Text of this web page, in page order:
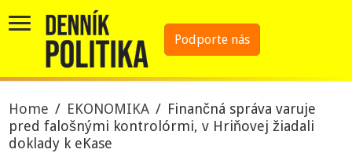
Podporte nás
Home / EKONOMIKA / Finančná správa varuje
pred falošnými kontrolórmi, v Hriňovej žiadali
doklady k eKase